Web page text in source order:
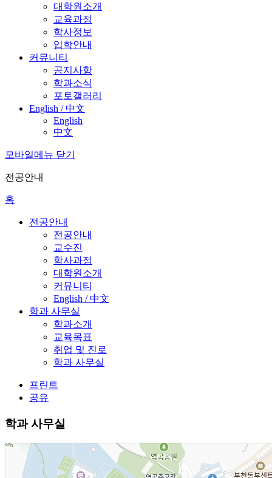
대학원소개
교육과정
학사정보
입학안내
커뮤니티
공지사항
학과소식
포토갤러리
English / 中文
English
中文
모바일메뉴 닫기
전공안내
홈
전공안내
전공안내
교수진
학사과정
대학원소개
커뮤니티
English / 中文
학과 사무실
학과소개
교육목표
취업 및 진로
학과 사무실
프린트
공유
학과 사무실